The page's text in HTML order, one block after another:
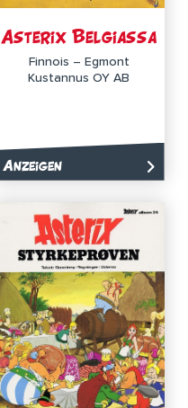
Asterix Belgiassa
Finnois – Egmont
Kustannus OY AB
Anzeigen